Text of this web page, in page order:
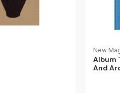
New
Album
And